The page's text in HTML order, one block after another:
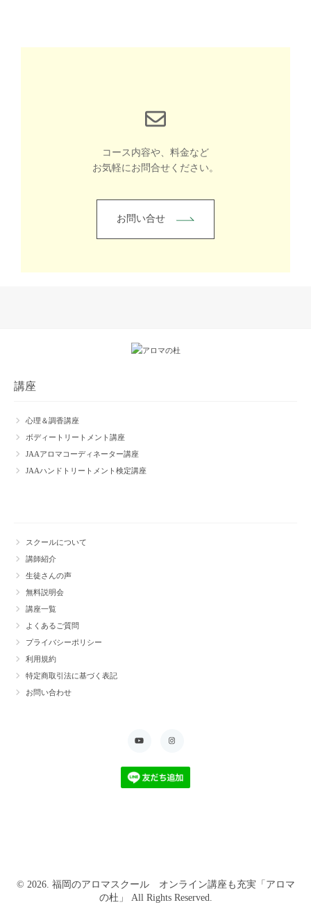
コース内容や、料金など
お気軽にお問合せください。
お問い合せ
講座
心理＆調香講座
ボディートリートメント講座
JAAアロマコーディネーター講座
JAAハンドトリートメント検定講座
スクールについて
講師紹介
生徒さんの声
無料説明会
講座一覧
よくあるご質問
プライバシーポリシー
利用規約
特定商取引法に基づく表記
お問い合わせ
© 2026. 福岡のアロマスクール オンライン講座も充実「アロマ
の杜」 All Rights Reserved.